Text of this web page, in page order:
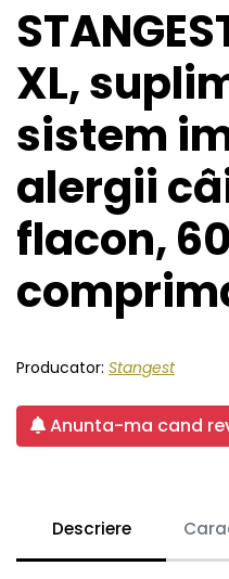
XL,
sistem
alergii
flacon, 60
Producator: Stangest
Anunta-ma cand
Descriere